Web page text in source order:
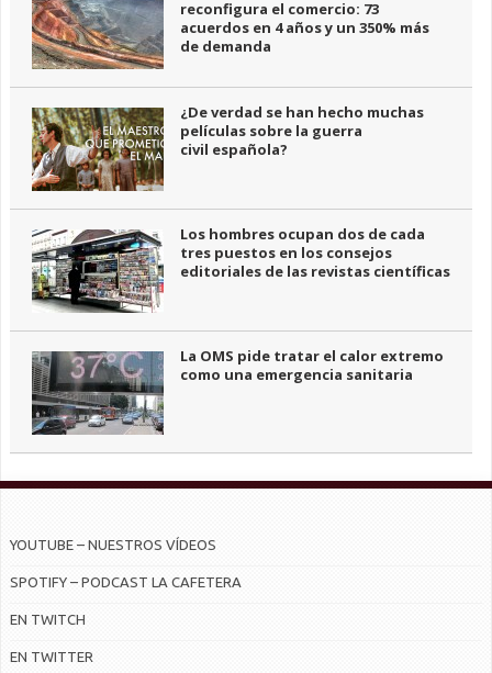
reconfigura el comercio: 73
acuerdos en 4 años y un 350% más
de demanda
¿De verdad se han hecho muchas
películas sobre la guerra
civil española?
Los hombres ocupan dos de cada
tres puestos en los consejos
editoriales de las revistas científicas
La OMS pide tratar el calor extremo
como una emergencia sanitaria
YOUTUBE – NUESTROS VÍDEOS
SPOTIFY – PODCAST LA CAFETERA
EN TWITCH
EN TWITTER